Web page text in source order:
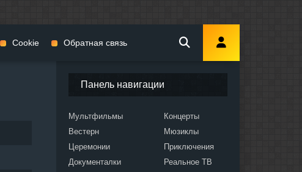
Панель навигации
Мультфильмы
Вестерн
Церемонии
Документалки
Концерты
Мюзиклы
Приключения
Реальное ТВ
Cookie Обратная связь